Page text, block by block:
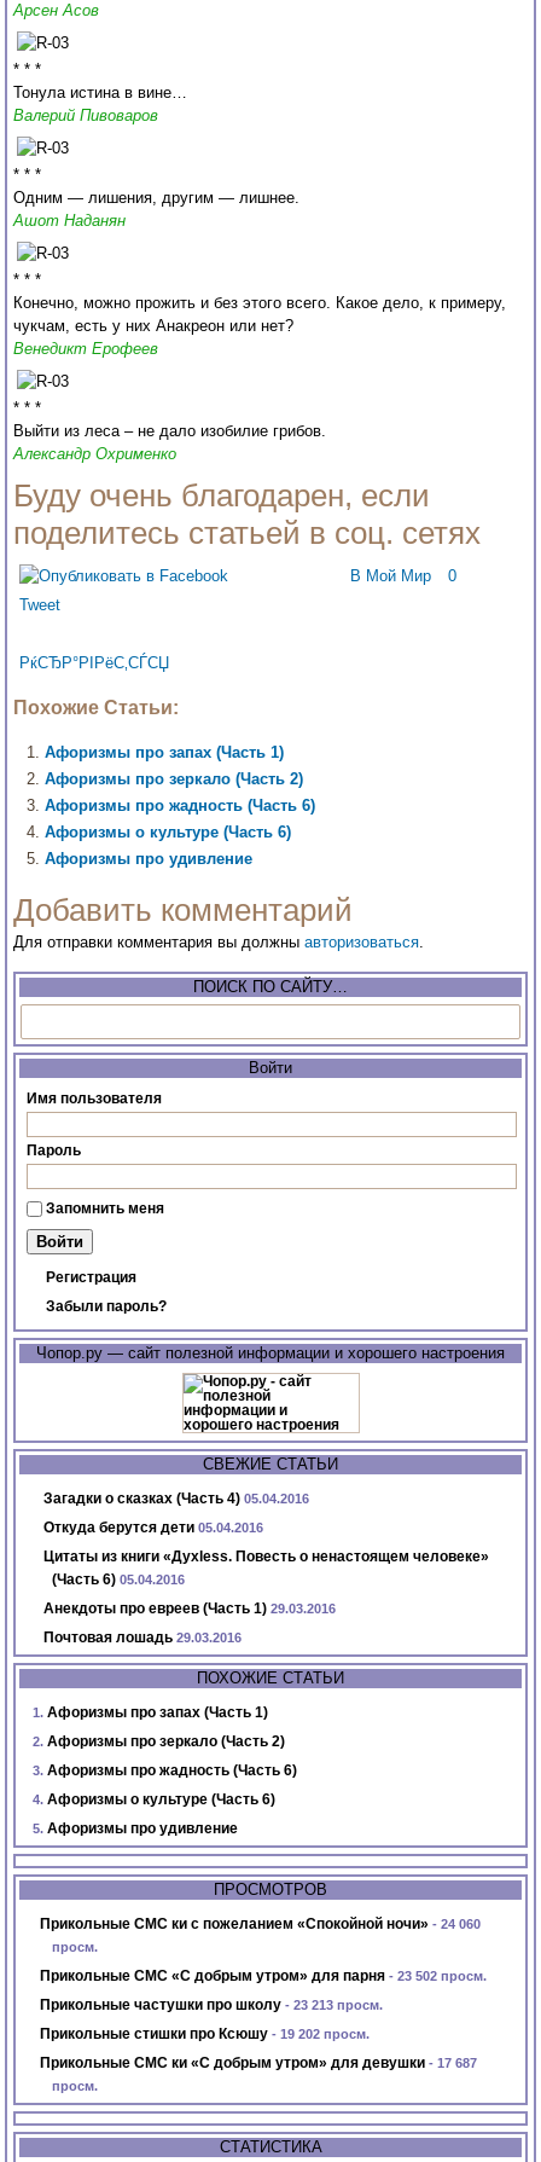
Арсен Асов
* * *
Тонула истина в вине…
Валерий Пивоваров
* * *
Одним — лишения, другим — лишнее.
Ашот Наданян
* * *
Конечно, можно прожить и без этого всего. Какое дело, к примеру,
чукчам, есть у них Анакреон или нет?
Венедикт Ерофеев
* * *
Выйти из леса – не дало изобилие грибов.
Александр Охрименко
Буду очень благодарен, если
поделитесь статьей в соц. сетях
В Мой Мир
0
Tweet
РќСЂР°РІРёС‚СЃСЏ
Похожие Статьи:
Афоризмы про запах (Часть 1)
Афоризмы про зеркало (Часть 2)
Афоризмы про жадность (Часть 6)
Афоризмы о культуре (Часть 6)
Афоризмы про удивление
Добавить комментарий
Для отправки комментария вы должныавторизоваться.
ПОИСК ПО САЙТУ…
Войти
Имя пользователя
Пароль
Запомнить меня
Регистрация
Забыли пароль?
Чопор.ру — сайт полезной информации и хорошего настроения
СВЕЖИЕ СТАТЬИ
Загадки о сказках (Часть 4) 05.04.2016
Откуда берутся дети 05.04.2016
Цитаты из книги «Духless. Повесть о ненастоящем человеке»
(Часть 6) 05.04.2016
Анекдоты про евреев (Часть 1) 29.03.2016
Почтовая лошадь 29.03.2016
ПОХОЖИЕ СТАТЬИ
Афоризмы про запах (Часть 1)
Афоризмы про зеркало (Часть 2)
Афоризмы про жадность (Часть 6)
Афоризмы о культуре (Часть 6)
Афоризмы про удивление
ПРОСМОТРОВ
Прикольные СМС ки с пожеланием «Спокойной ночи» - 24 060
просм.
Прикольные СМС «С добрым утром» для парня - 23 502 просм.
Прикольные частушки про школу - 23 213 просм.
Прикольные стишки про Ксюшу - 19 202 просм.
Прикольные СМС ки «С добрым утром» для девушки - 17 687
просм.
СТАТИСТИКА